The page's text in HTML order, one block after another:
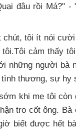
đâu rồi Má?" -
chút, tôi ít nói
tôi.Tôi cảm thấy
những người bà
thương, sự hy
khi mẹ tôi
tro cốt ông.
biết được hết